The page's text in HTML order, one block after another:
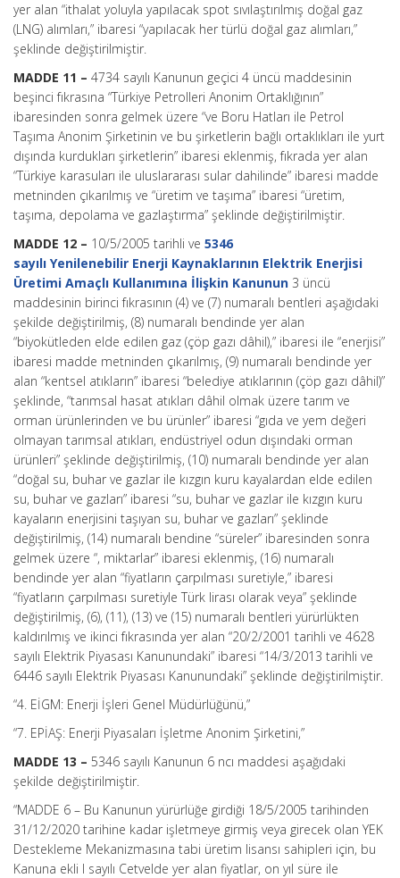
yer alan “ithalat yoluyla yapılacak spot sıvılaştırılmış doğal gaz
(LNG) alımları,” ibaresi “yapılacak her türlü doğal gaz alımları,”
şeklinde değiştirilmiştir.
MADDE 11 – 4734 sayılı Kanunun geçici 4 üncü maddesinin
beşinci fıkrasına “Türkiye Petrolleri Anonim Ortaklığının”
ibaresinden sonra gelmek üzere “ve Boru Hatları ile Petrol
Taşıma Anonim Şirketinin ve bu şirketlerin bağlı ortaklıkları ile yurt
dışında kurdukları şirketlerin” ibaresi eklenmiş, fıkrada yer alan
“Türkiye karasuları ile uluslararası sular dahilinde” ibaresi madde
metninden çıkarılmış ve “üretim ve taşıma” ibaresi “üretim,
taşıma, depolama ve gazlaştırma” şeklinde değiştirilmiştir.
MADDE 12 – 10/5/2005 tarihli ve 5346
sayılı Yenilenebilir Enerji Kaynaklarının Elektrik Enerjisi
Üretimi Amaçlı Kullanımına İlişkin Kanunun 3 üncü
maddesinin birinci fıkrasının (4) ve (7) numaralı bentleri aşağıdaki
şekilde değiştirilmiş, (8) numaralı bendinde yer alan
“biyokütleden elde edilen gaz (çöp gazı dâhil),” ibaresi ile “enerjisi”
ibaresi madde metninden çıkarılmış, (9) numaralı bendinde yer
alan “kentsel atıkların” ibaresi “belediye atıklarının (çöp gazı dâhil)”
şeklinde, “tarımsal hasat atıkları dâhil olmak üzere tarım ve
orman ürünlerinden ve bu ürünler” ibaresi “gıda ve yem değeri
olmayan tarımsal atıkları, endüstriyel odun dışındaki orman
ürünleri” şeklinde değiştirilmiş, (10) numaralı bendinde yer alan
“doğal su, buhar ve gazlar ile kızgın kuru kayalardan elde edilen
su, buhar ve gazları” ibaresi “su, buhar ve gazlar ile kızgın kuru
kayaların enerjisini taşıyan su, buhar ve gazları” şeklinde
değiştirilmiş, (14) numaralı bendine “süreler” ibaresinden sonra
gelmek üzere “, miktarlar” ibaresi eklenmiş, (16) numaralı
bendinde yer alan “fiyatların çarpılması suretiyle,” ibaresi
“fiyatların çarpılması suretiyle Türk lirası olarak veya” şeklinde
değiştirilmiş, (6), (11), (13) ve (15) numaralı bentleri yürürlükten
kaldırılmış ve ikinci fıkrasında yer alan “20/2/2001 tarihli ve 4628
sayılı Elektrik Piyasası Kanunundaki” ibaresi “14/3/2013 tarihli ve
6446 sayılı Elektrik Piyasası Kanunundaki” şeklinde değiştirilmiştir.
“4. EİGM: Enerji İşleri Genel Müdürlüğünü,”
“7. EPİAŞ: Enerji Piyasaları İşletme Anonim Şirketini,”
MADDE 13 – 5346 sayılı Kanunun 6 ncı maddesi aşağıdaki
şekilde değiştirilmiştir.
“MADDE 6 – Bu Kanunun yürürlüğe girdiği 18/5/2005 tarihinden
31/12/2020 tarihine kadar işletmeye girmiş veya girecek olan YEK
Destekleme Mekanizmasına tabi üretim lisansı sahipleri için, bu
Kanuna ekli I sayılı Cetvelde yer alan fiyatlar, on yıl süre ile